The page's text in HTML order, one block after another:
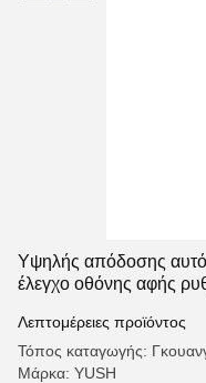
Υψηλής απόδοσης
έλεγχο οθόνης αφής
Λεπτομέρειες προϊόντος
Τόπος καταγωγής:
Μάρκα: YUSH